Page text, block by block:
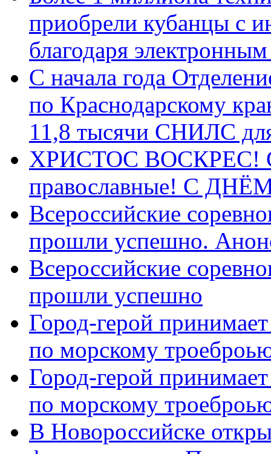
приобрели кубанцы с
благодаря
С начала года
по Краснодарскому
11,8 тысячи СНИЛС
ХРИСТОС ВОСКРЕС! С
православные! C
Всероссийские
прошли успешно.
Всероссийские
прошли успешно
Город-герой
по морскому
Город-герой
по морскому
В Новороссийске